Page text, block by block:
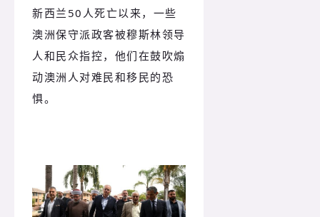
新西兰50人死亡以来，一些
澳洲保守派政客被穆斯林领导
人和民众指控，他们在鼓吹煽
动澳洲人对难民和移民的恐
惧。